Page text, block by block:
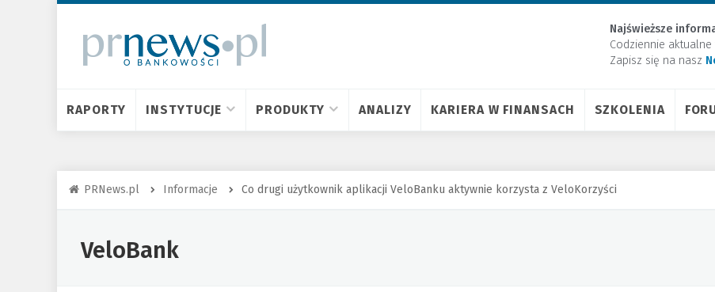
Najświeższe
Codziennie
Zapisz się na nasz
RAPORTY INSTYTUCJE PRODUKTY ANALIZY KARIERA W FINANSACH SZKOLENIA
PRNews.pl Informacje Co drugi użytkownik aplikacji VeloBanku aktywnie korzysta z VeloKorzyści
VeloBank